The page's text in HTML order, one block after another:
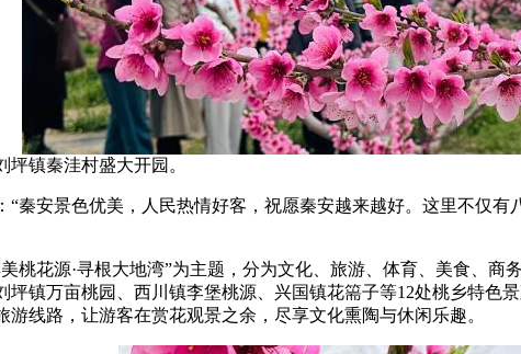
坪镇秦洼村盛大开园。
安景色优美，人民热情好客，祝愿秦安越来越好。这里不仅有
花源·寻根大地湾”为主题，分为文化、旅游、体育、美食、商
坪镇万亩桃园、西川镇李堡桃源、兴国镇花篅子等12处桃乡特
线路，让游客在赏花观景之余，尽享文化熏陶与休闲乐趣。